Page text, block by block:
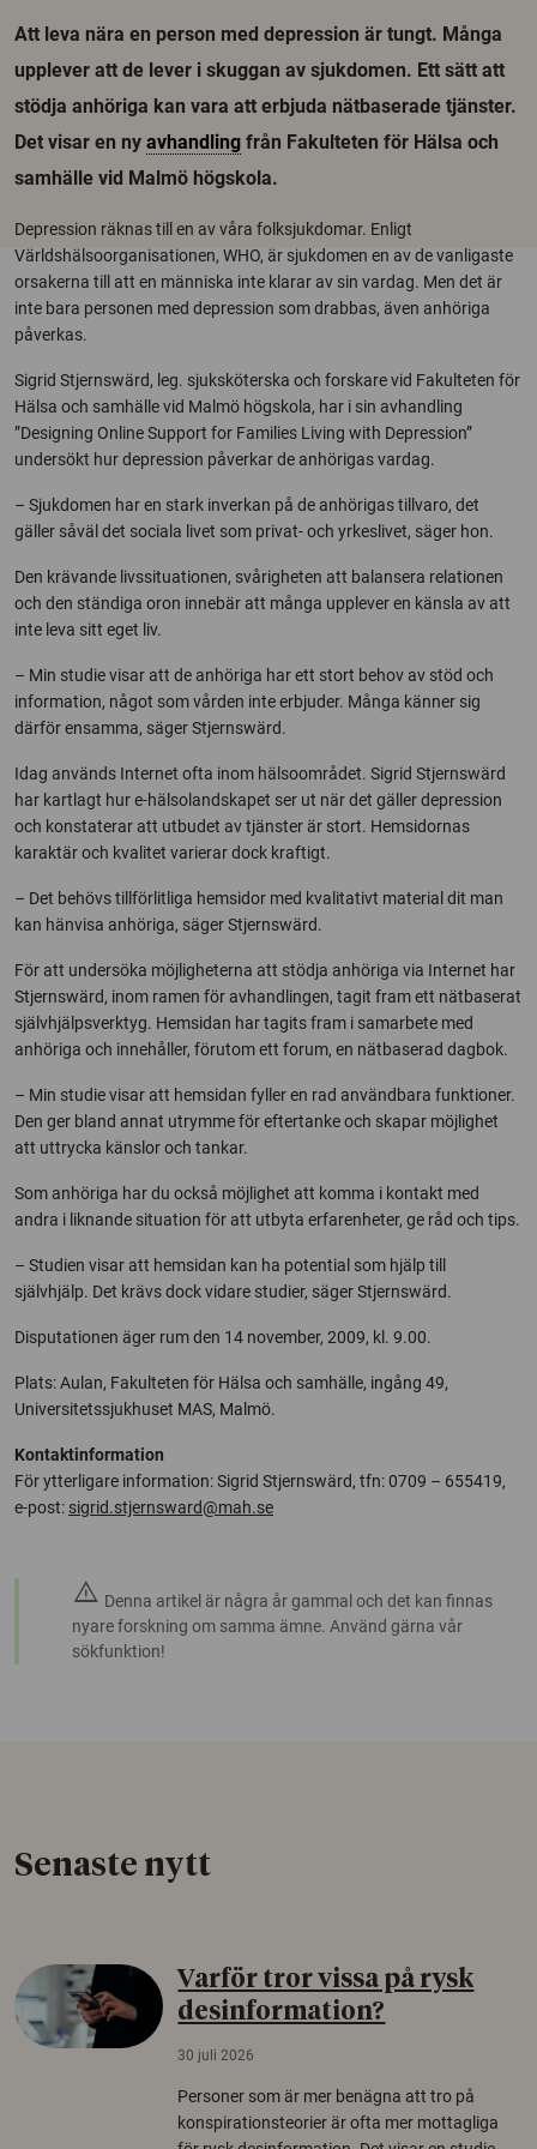
Att leva nära en person med depression är tungt. Många
upplever att de lever i skuggan av sjukdomen. Ett sätt att
stödja anhöriga kan vara att erbjuda nätbaserade tjänster.
Det visar en ny avhandling från Fakulteten för Hälsa och
samhälle vid Malmö högskola.
Depression räknas till en av våra folksjukdomar. Enligt
Världshälsoorganisationen, WHO, är sjukdomen en av de vanligaste
orsakerna till att en människa inte klarar av sin vardag. Men det är
inte bara personen med depression som drabbas, även anhöriga
påverkas.
Sigrid Stjernswärd, leg. sjuksköterska och forskare vid Fakulteten för
Hälsa och samhälle vid Malmö högskola, har i sin avhandling
”Designing Online Support for Families Living with Depression”
undersökt hur depression påverkar de anhörigas vardag.
– Sjukdomen har en stark inverkan på de anhörigas tillvaro, det
gäller såväl det sociala livet som privat- och yrkeslivet, säger hon.
Den krävande livssituationen, svårigheten att balansera relationen
och den ständiga oron innebär att många upplever en känsla av att
inte leva sitt eget liv.
– Min studie visar att de anhöriga har ett stort behov av stöd och
information, något som vården inte erbjuder. Många känner sig
därför ensamma, säger Stjernswärd.
Idag används Internet ofta inom hälsoområdet. Sigrid Stjernswärd
har kartlagt hur e-hälsolandskapet ser ut när det gäller depression
och konstaterar att utbudet av tjänster är stort. Hemsidornas
karaktär och kvalitet varierar dock kraftigt.
– Det behövs tillförlitliga hemsidor med kvalitativt material dit man
kan hänvisa anhöriga, säger Stjernswärd.
För att undersöka möjligheterna att stödja anhöriga via Internet har
Stjernswärd, inom ramen för avhandlingen, tagit fram ett nätbaserat
självhjälpsverktyg. Hemsidan har tagits fram i samarbete med
anhöriga och innehåller, förutom ett forum, en nätbaserad dagbok.
– Min studie visar att hemsidan fyller en rad användbara funktioner.
Den ger bland annat utrymme för eftertanke och skapar möjlighet
att uttrycka känslor och tankar.
Som anhöriga har du också möjlighet att komma i kontakt med
andra i liknande situation för att utbyta erfarenheter, ge råd och tips.
– Studien visar att hemsidan kan ha potential som hjälp till
självhjälp. Det krävs dock vidare studier, säger Stjernswärd.
Disputationen äger rum den 14 november, 2009, kl. 9.00.
Plats: Aulan, Fakulteten för Hälsa och samhälle, ingång 49,
Universitetssjukhuset MAS, Malmö.
Kontaktinformation
För ytterligare information: Sigrid Stjernswärd, tfn: 0709 – 655419,
e-post: sigrid.stjernsward@mah.se
warning Denna artikel är några år gammal och det kan finnas
nyare forskning om samma ämne. Använd gärna vår
sökfunktion!
Senaste nytt
Varför tror vissa på rysk
desinformation?
30 juli 2026
Personer som är mer benägna att tro på
konspirationsteorier är ofta mer mottagliga